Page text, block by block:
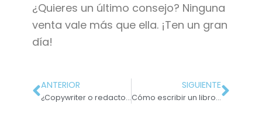
¿Quieres un último consejo? Ninguna
venta vale más que ella. ¡Ten un gran
día!
ANTERIOR
¿Copywriter o redactor? Descubre sus diferencias
SIGUIENTE
Cómo escribir un libro #7: He acabado mi obra, ¿y ahora qué?